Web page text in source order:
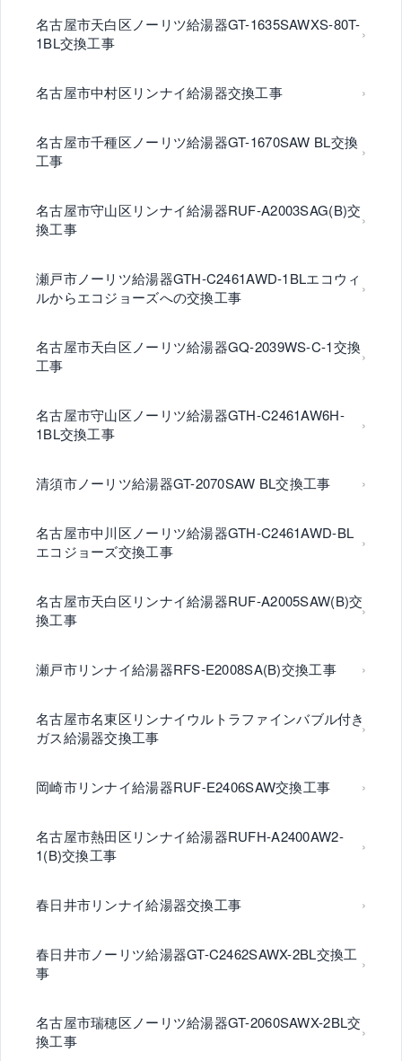
名古屋市天白区ノーリツ給湯器GT-1635SAWXS-80T-
1BL交換工事
名古屋市中村区リンナイ給湯器交換工事
名古屋市千種区ノーリツ給湯器GT-1670SAW BL交換
工事
名古屋市守山区リンナイ給湯器RUF-A2003SAG(B)交
換工事
瀬戸市ノーリツ給湯器GTH-C2461AWD-1BLエコウィ
ルからエコジョーズへの交換工事
名古屋市天白区ノーリツ給湯器GQ-2039WS-C-1交換
工事
名古屋市守山区ノーリツ給湯器GTH-C2461AW6H-
1BL交換工事
清須市ノーリツ給湯器GT-2070SAW BL交換工事
名古屋市中川区ノーリツ給湯器GTH-C2461AWD-BL
エコジョーズ交換工事
名古屋市天白区リンナイ給湯器RUF-A2005SAW(B)交
換工事
瀬戸市リンナイ給湯器RFS-E2008SA(B)交換工事
名古屋市名東区リンナイウルトラファインバブル付き
ガス給湯器交換工事
岡崎市リンナイ給湯器RUF-E2406SAW交換工事
名古屋市熱田区リンナイ給湯器RUFH-A2400AW2-
1(B)交換工事
春日井市リンナイ給湯器交換工事
春日井市ノーリツ給湯器GT-C2462SAWX-2BL交換工
事
名古屋市瑞穂区ノーリツ給湯器GT-2060SAWX-2BL交
換工事